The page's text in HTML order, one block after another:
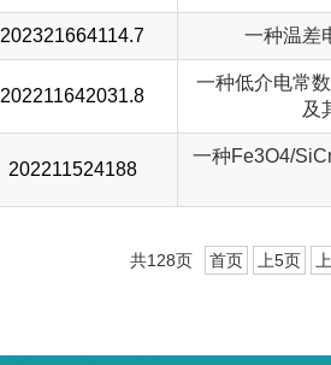
202321664114.7 一种温差
202211642031.8
一种低介电常
及
202211524188
一种Fe3O4/
共128页 首页 上5页